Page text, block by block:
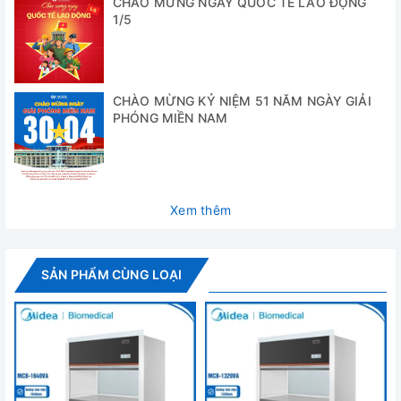
bên ngoài tủ ấm. Màn hình hiển thị rõ ràng tình trạng máy
lắc để người sử dụng không cần mở cửa tủ ấm để kiểm tra.
Điều này tiết kiệm thời gian và giảm thiếu mất năng lượng
do mở cửa tủ ấm.
Kết nối giữa máy lắc và hộp điều khiển mỏng:Dây cáp
rất mỏng có thể đi qua đệm cửa kính bên trong cho dù
không có ngỏ truy cập vào trong tủ ấm.
✅Hộp điều khiển với bộ từ tính hoặc treo hoặc để
phòng thí nghiệm, việc đặt bộ điều khiển từ xa với 3 lựa
nóc tủ (hoặc để trên bàn gần tủ ấm)
Thông số kỹ thuật
Model NB – 101MRC
Kiểu lắc
1/5
CHÀO MỪNG KỶ NIỆM 51 NĂM NGÀY GIẢI
PHÓNG MIỀN NAM
Xem thêm
SẢN PHẨM CÙNG LOẠI